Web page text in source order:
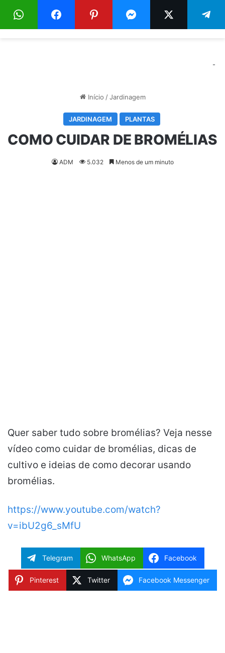
Menu
-
Início / Jardinagem
JARDINAGEM PLANTAS
COMO CUIDAR DE BROMÉLIAS
ADM 5.032 Menos de um minuto
Quer saber tudo sobre bromélias? Veja nesse
vídeo como cuidar de bromélias, dicas de
cultivo e ideias de como decorar usando
bromélias.
https://www.youtube.com/watch?
v=ibU2g6_sMfU
Telegram WhatsApp Facebook
Pinterest Twitter Facebook Messenger